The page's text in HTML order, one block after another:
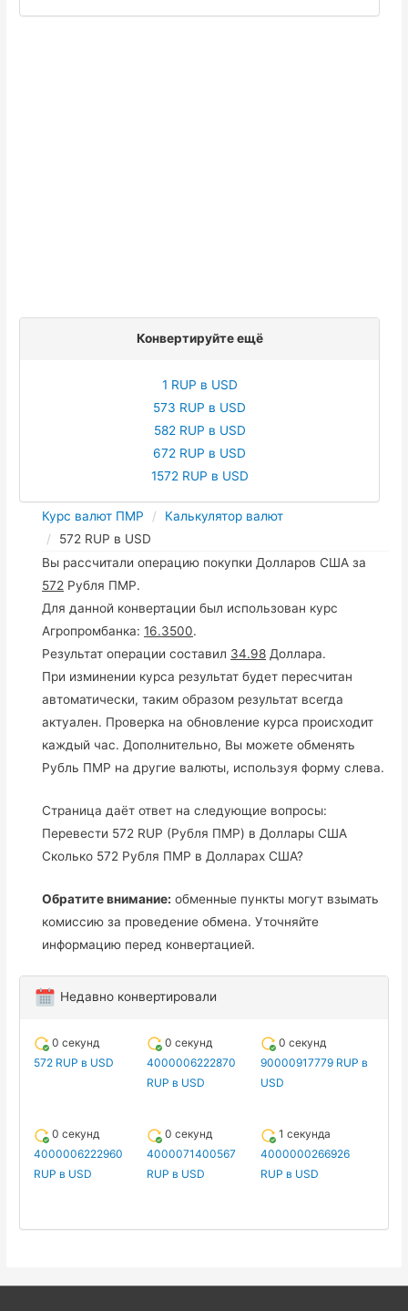
Конвертируйте ещё
1 RUP в USD
573 RUP в USD
582 RUP в USD
672 RUP в USD
1572 RUP в USD
Курс валют ПМР
Калькулятор валют
572 RUP в USD
Вы рассчитали операцию покупки Долларов США за
572 Рубля ПМР.
Для данной конвертации был использован курс
Агропромбанка:16.3500.
Результат операции составил 34.98 Доллара.
При изминении курса результат будет пересчитан
автоматически, таким образом результат всегда
актуален. Проверка на обновление курса происходит
каждый час. Дополнительно, Вы можете обменять
Рубль ПМР на другие валюты, используя форму слева.
Страница даёт ответ на следующие вопросы:
Перевести 572 RUP (Рубля ПМР) в Доллары США
Сколько 572 Рубля ПМР в Долларах США?
Обратите внимание: обменные пункты могут взымать
комиссию за проведение обмена. Уточняйте
информацию перед конвертацией.
Недавно конвертировали
0 секунд
572 RUP в USD
0 секунд
4000006222870
RUP в USD
0 секунд
90000917779 RUP в
USD
0 секунд
4000006222960
RUP в USD
0 секунд
4000071400567
RUP в USD
1 секунда
4000000266926
RUP в USD